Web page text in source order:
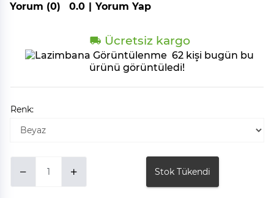
Yorum (0) 0.0 | Yorum Yap
Ücretsiz kargo
62 kişi bugün bu
ürünü görüntüledi!
Renk:
Stok Tükendi